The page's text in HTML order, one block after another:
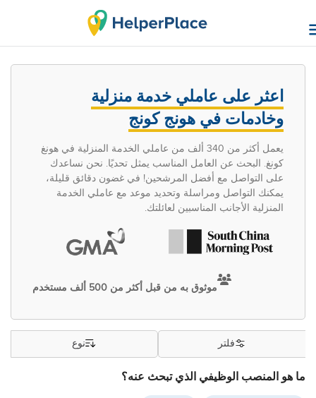
اعثر على عاملي خدمة منزلية
وخادمات في هونج كونج
يعمل أكثر من 340 ألف من عاملي الخدمة المنزلية في هونغ
كونغ. البحث عن العامل المناسب يمثل تحديًا. نحن نساعدك
على التواصل مع أفضل المرشحين! في غضون دقائق قليلة،
يمكنك التواصل ومراسلة وتحديد موعد مع عاملي الخدمة
المنزلية الأجانب المناسبين لعائلتك.
موثوق به من قبل أكثر من 500 ألف مستخدم
ما هو المنصب الوظيفي الذي تبحث عنه؟
فلتر نوع